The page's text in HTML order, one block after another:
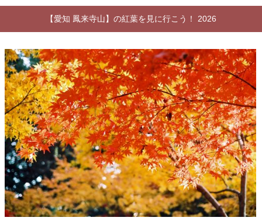
【愛知 鳳来寺山】の紅葉を見に行こう！ 2026